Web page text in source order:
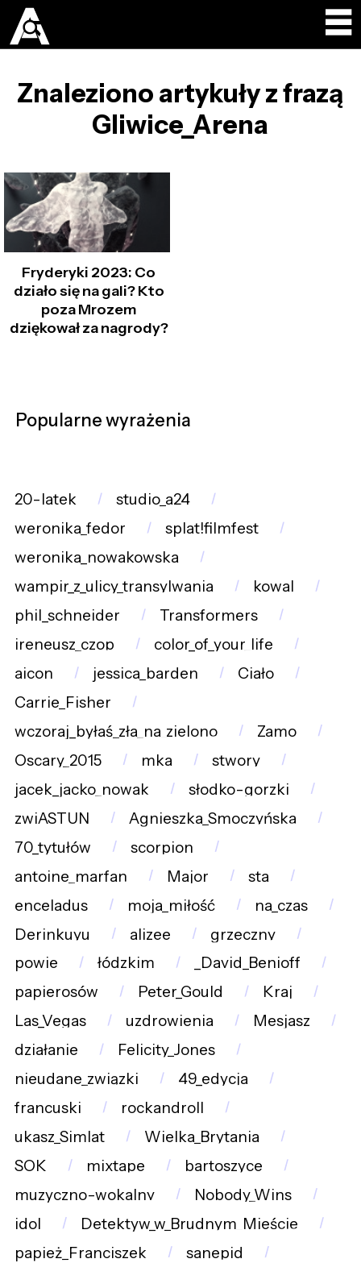
Znaleziono artykuły z frazą
Gliwice_Arena
Fryderyki 2023: Co
działo się na gali? Kto
poza Mrozem
dziękował za nagrody?
Popularne wyrażenia
20-latek
studio_a24
weronika_fedor
splat!filmfest
weronika_nowakowska
wampir_z_ulicy_transylwania
kowal
phil_schneider
Transformers
ireneusz_czop
color_of_your_life
aicon
jessica_barden
Ciało
Carrie_Fisher
wczoraj_byłaś_zła_na_zielono
Zamo
Oscary_2015
mka
stwory
jacek_jacko_nowak
słodko-gorzki
zwiASTUN
Agnieszka_Smoczyńska
70_tytułów
scorpion
antoine_marfan
Major
sta
enceladus
moja_miłość
na_czas
Derinkuyu
alizee
grzeczny
powie
łódzkim
_David_Benioff
papierosów
Peter_Gould
Kraj
Las_Vegas
uzdrowienia
Mesjasz
działanie
Felicity_Jones
nieudane_związki
49_edycja
francuski
rockandroll
ukasz_Simlat
Wielka_Brytania
SOK
mixtape
bartoszyce
muzyczno-wokalny
Nobody_Wins
idol
Detektyw_w_Brudnym_Mieście
papież_Franciszek
sanepid